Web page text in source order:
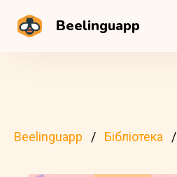
Beelinguapp
Beelinguapp Бібліотека